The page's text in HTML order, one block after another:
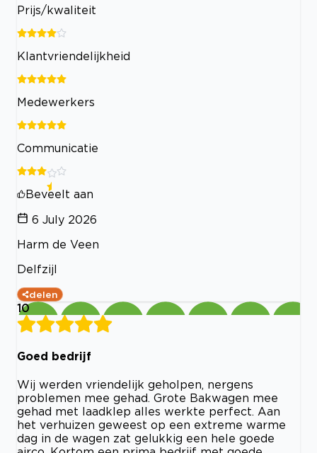
Prijs/kwaliteit
Klantvriendelijkheid
Medewerkers
Communicatie
Beveelt aan
6 July 2026
Harm de Veen
Delfzijl
delen
10
Goed bedrijf
Wij werden vriendelijk geholpen, nergens
problemen mee gehad. Grote Bakwagen mee
gehad met laadklep alles werkte perfect. Aan
het verhuizen geweest op een extreme warme
dag in de wagen zat gelukkig een hele goede